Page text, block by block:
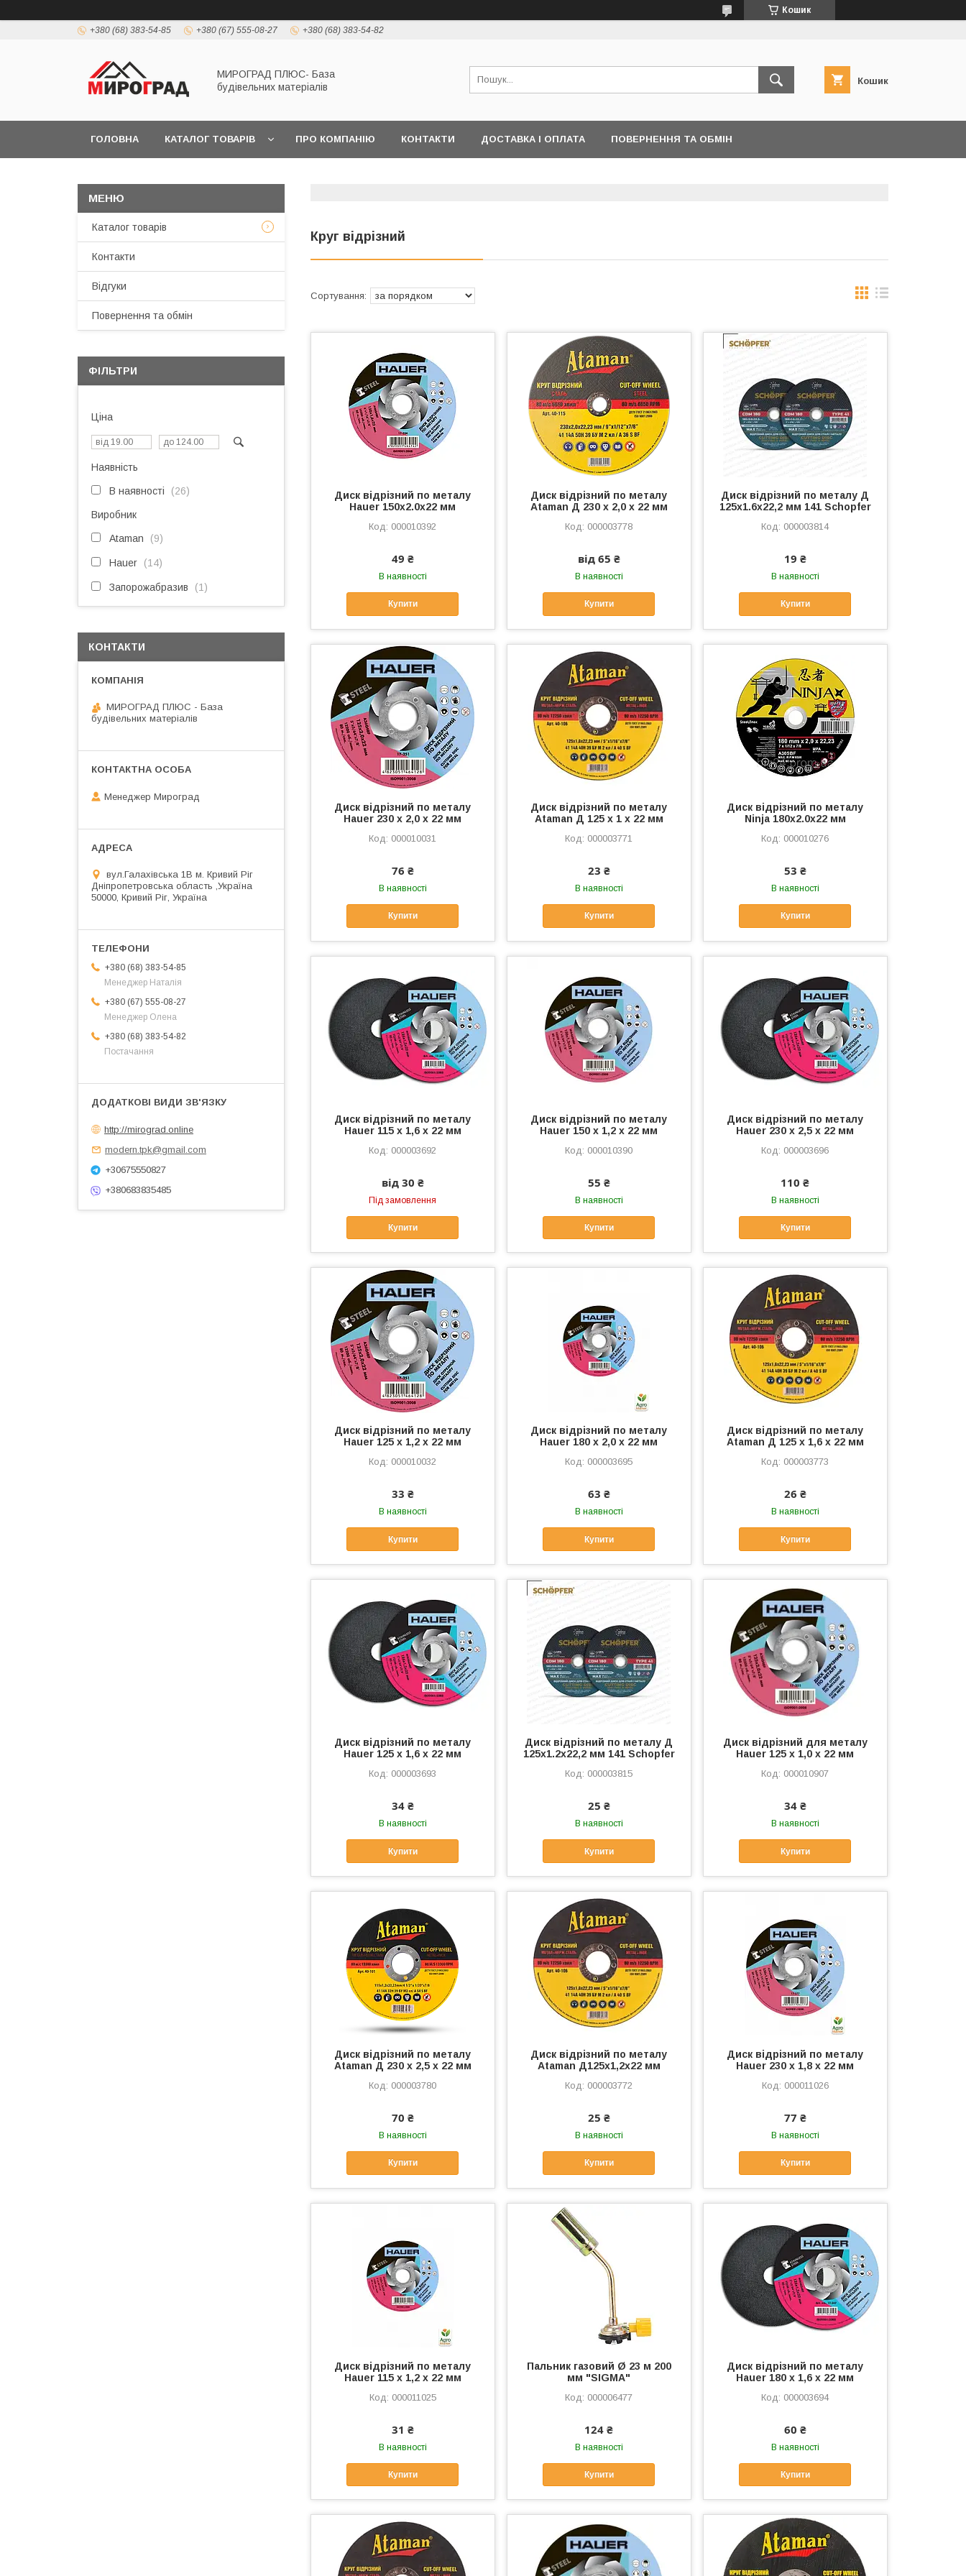
Кошик
+380 (68) 383-54-85 +380 (67) 555-08-27 +380 (68) 383-54-82
МИРОГРАД ПЛЮС- База
будівельних матеріалів
Кошик
ГОЛОВНА КАТАЛОГ ТОВАРІВ ПРО КОМПАНІЮ КОНТАКТИ ДОСТАВКА І ОПЛАТА ПОВЕРНЕННЯ ТА ОБМІН
Круг відрізний
Диск відрізний по металу
Hauer 150х2.0х22 мм
000010392
49 ₴
В наявності
Купити
Диск відрізний по металу
Ataman Д 230 х 2,0 х 22 мм
000003778
від 65 ₴
В наявності
Купити
Диск відрізний по металу Д
125х1.6х22,2 мм 141 Schopfer
000003814
19 ₴
В наявності
Купити
Диск відрізний по металу
Hauer 230 х 2,0 х 22 мм
000010031
76 ₴
В наявності
Купити
Диск відрізний по металу
Ataman Д 125 х 1 х 22 мм
000003771
23 ₴
В наявності
Купити
Диск відрізний по металу
Ninja 180х2.0х22 мм
000010276
53 ₴
В наявності
Купити
Диск відрізний по металу
Hauer 115 х 1,6 х 22 мм
000003692
від 30 ₴
Під замовлення
Купити
Диск відрізний по металу
Hauer 150 х 1,2 х 22 мм
000010390
55 ₴
В наявності
Купити
Диск відрізний по металу
Hauer 230 х 2,5 х 22 мм
000003696
110 ₴
В наявності
Купити
Диск відрізний по металу
Hauer 125 х 1,2 х 22 мм
000010032
33 ₴
В наявності
Купити
Диск відрізний по металу
Hauer 180 х 2,0 х 22 мм
000003695
63 ₴
В наявності
Купити
Диск відрізний по металу
Ataman Д 125 х 1,6 х 22 мм
000003773
26 ₴
В наявності
Купити
Диск відрізний по металу
Hauer 125 х 1,6 х 22 мм
000003693
34 ₴
В наявності
Купити
Диск відрізний по металу Д
125х1.2х22,2 мм 141 Schopfer
000003815
25 ₴
В наявності
Купити
Диск відрізний для металу
Hauer 125 х 1,0 х 22 мм
000010907
34 ₴
В наявності
Купити
Диск відрізний по металу
Ataman Д 230 х 2,5 х 22 мм
000003780
70 ₴
В наявності
Купити
Диск відрізний по металу
Ataman Д125х1,2х22 мм
000003772
25 ₴
В наявності
Купити
Диск відрізний по металу
Hauer 230 х 1,8 х 22 мм
000011026
77 ₴
В наявності
Купити
Диск відрізний по металу
Hauer 115 х 1,2 х 22 мм
000011025
31 ₴
В наявності
Купити
Пальник газовий Ø 23 м 200
мм "SIGMA"
000006477
124 ₴
В наявності
Купити
Диск відрізний по металу
Hauer 180 х 1,6 х 22 мм
000003694
60 ₴
В наявності
Купити
Каталог товарів
Контакти
Відгуки
Повернення та обмін
ФІЛЬТРИ
Ціна
Наявність
В наявності 26
Виробник
Ataman 9
Hauer 14
Запорожабразив 1
КОНТАКТИ
МИРОГРАД ПЛЮС - База
будівельних матеріалів
Менеджер Мироград
вул.Галахівська 1В м. Кривий Ріг
Дніпропетровська область ,Україна
50000, Кривий Ріг, Україна
+380 (68) 383-54-85
Менеджер Наталія
+380 (67) 555-08-27
Менеджер Олена
+380 (68) 383-54-82
Постачання
http://mirograd.online
modern.tpk@gmail.com
+30675550827
+380683835485